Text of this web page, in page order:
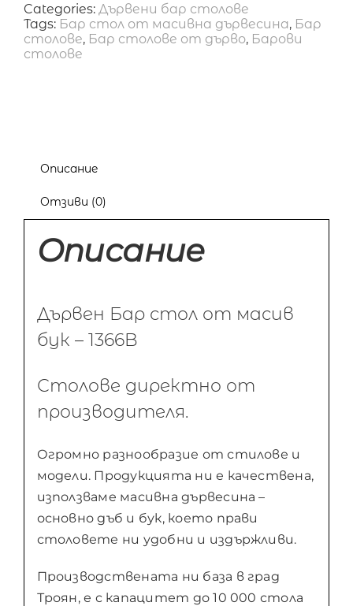
Categories: Дървени бар столове
Tags: Бар стол от масивна дървесина, Бар
столове, Бар столове от дърво, Барови
столове
Описание
Отзиви (0)
Описание
Дървен Бар стол от масив
бук – 1366B
Столове директно от
производителя.
Огромно разнообразие от стилове и
модели. Продукцията ни е качествена,
използваме масивна дървесина –
основно дъб и бук, което прави
столовете ни удобни и издържливи.
Производствената ни база в град
Троян, е с капацитет до 10 000 стола